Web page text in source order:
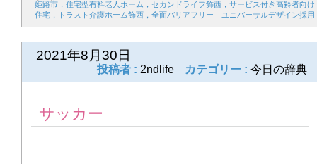
姫路市，住宅型有料老人ホーム，セカンドライフ飾西，サービス付き高齢者向け
住宅，トラスト介護ホーム飾西，全面バリアフリー ユニバーサルデザイン採用
2021年8月30日
投稿者 : 2ndlife カテゴリー : 今日の辞典
サッカー